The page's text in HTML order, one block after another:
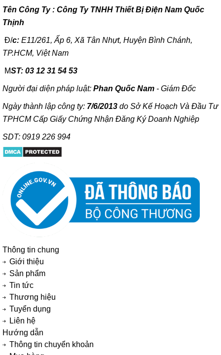
Tên Công Ty : Công Ty TNHH Thiết Bị Điện Nam Quốc
Thịnh
Đ/c: E11/261, Ấp 6, Xã Tân Nhựt, Huyện Bình Chánh,
TP.HCM, Việt Nam
MST: 03 12 31 54 53
Người đại diện pháp luật: Phan Quốc Nam - Giám Đốc
Ngày thành lập công ty: 7/6/2013 do Sở Kế Hoạch Và Đầu Tư
TPHCM Cấp Giấy Chứng Nhận Đăng Ký Doanh Nghiệp
SDT: 0919 226 994
Thông tin chung
Giới thiệu
Sản phẩm
Tin tức
Thương hiệu
Tuyển dụng
Liên hệ
Hướng dẫn
Thông tin chuyển khoản